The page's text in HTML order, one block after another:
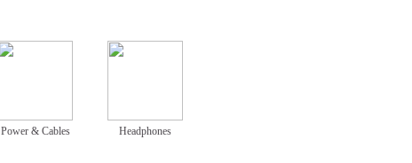
Power & Cables Headphones